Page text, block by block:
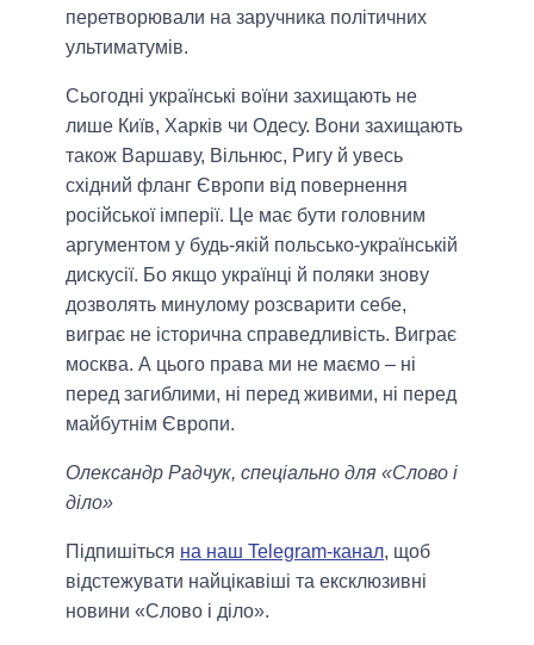
перетворювали на заручника політичних
ультиматумів.
Сьогодні українські воїни захищають не
лише Київ, Харків чи Одесу. Вони захищають
також Варшаву, Вільнюс, Ригу й увесь
східний фланг Європи від повернення
російської імперії. Це має бути головним
аргументом у будь-якій польсько-українській
дискусії. Бо якщо українці й поляки знову
дозволять минулому розсварити себе,
виграє не історична справедливість. Виграє
москва. А цього права ми не маємо – ні
перед загиблими, ні перед живими, ні перед
майбутнім Європи.
Олександр Радчук, спеціально для «Слово і
діло»
Підпишіться на наш Telegram-канал, щоб
відстежувати найцікавіші та ексклюзивні
новини «Слово і діло».